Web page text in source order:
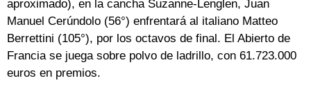
aproximado), en la cancha Suzanne-Lenglen, Juan
Manuel Cerúndolo (56°) enfrentará al italiano Matteo
Berrettini (105°), por los octavos de final. El Abierto de
Francia se juega sobre polvo de ladrillo, con 61.723.000
euros en premios.